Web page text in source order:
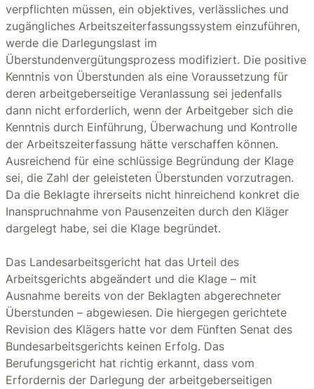
verpflichten müssen, ein objektives, verlässliches und
zugängliches Arbeitszeiterfassungssystem einzuführen,
werde die Darlegungslast im
Überstundenvergütungsprozess modifiziert. Die positive
Kenntnis von Überstunden als eine Voraussetzung für
deren arbeitgeberseitige Veranlassung sei jedenfalls
dann nicht erforderlich, wenn der Arbeitgeber sich die
Kenntnis durch Einführung, Überwachung und Kontrolle
der Arbeitszeiterfassung hätte verschaffen können.
Ausreichend für eine schlüssige Begründung der Klage
sei, die Zahl der geleisteten Überstunden vorzutragen.
Da die Beklagte ihrerseits nicht hinreichend konkret die
Inanspruchnahme von Pausenzeiten durch den Kläger
dargelegt habe, sei die Klage begründet.
Das Landesarbeitsgericht hat das Urteil des
Arbeitsgerichts abgeändert und die Klage – mit
Ausnahme bereits von der Beklagten abgerechneter
Überstunden – abgewiesen. Die hiergegen gerichtete
Revision des Klägers hatte vor dem Fünften Senat des
Bundesarbeitsgerichts keinen Erfolg. Das
Berufungsgericht hat richtig erkannt, dass vom
Erfordernis der Darlegung der arbeitgeberseitigen